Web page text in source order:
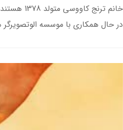
خانم
در حال همکاری با موسسه